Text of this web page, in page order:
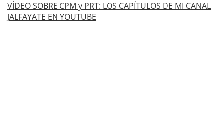
VÍDEO SOBRE CPM y PRT: LOS CAPÍTULOS DE MI CANAL
JALFAYATE EN YOUTUBE